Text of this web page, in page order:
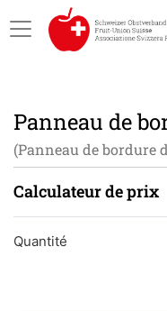
Panneau de
(Panneau de bordure
Calculateur de prix
Quantité